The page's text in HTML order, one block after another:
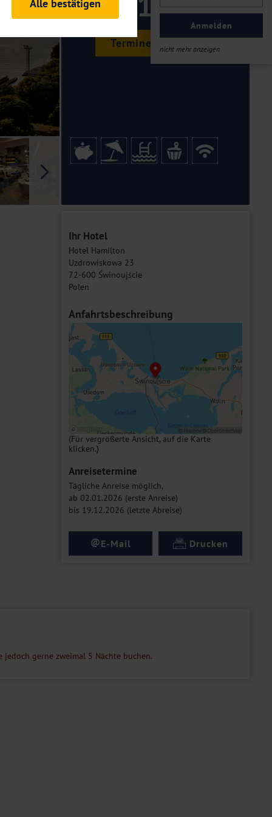
Anmelden
nicht mehr anzeigen
Termine & Preise
Ihr Hotel
Hotel Hamilton
Uzdrowiskowa 23
72-600 Świnoujście
Polen
Anfahrtsbeschreibung
(Für vergrößerte Ansicht, auf die Karte
klicken.)
Anreisetermine
Tägliche Anreise möglich,
ab 02.01.2026 (erste Anreise)
bis 19.12.2026 (letzte Abreise)
@E-Mail Drucken
gerne zweimal 5 Nächte buchen.
und Analysen. Mithilfe
Auftritts ermitteln und
es zu einer Drittlands
Daten finden Sie in unseren
Alle bestätigen